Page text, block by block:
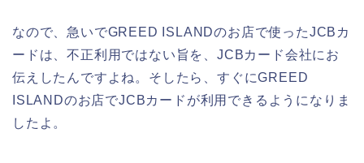
なので、急いでGREED ISLANDのお店で使ったJCBカ
ードは、不正利用ではない旨を、JCBカード会社にお
伝えしたんですよね。そしたら、すぐにGREED
ISLANDのお店でJCBカードが利用できるようになりま
したよ。